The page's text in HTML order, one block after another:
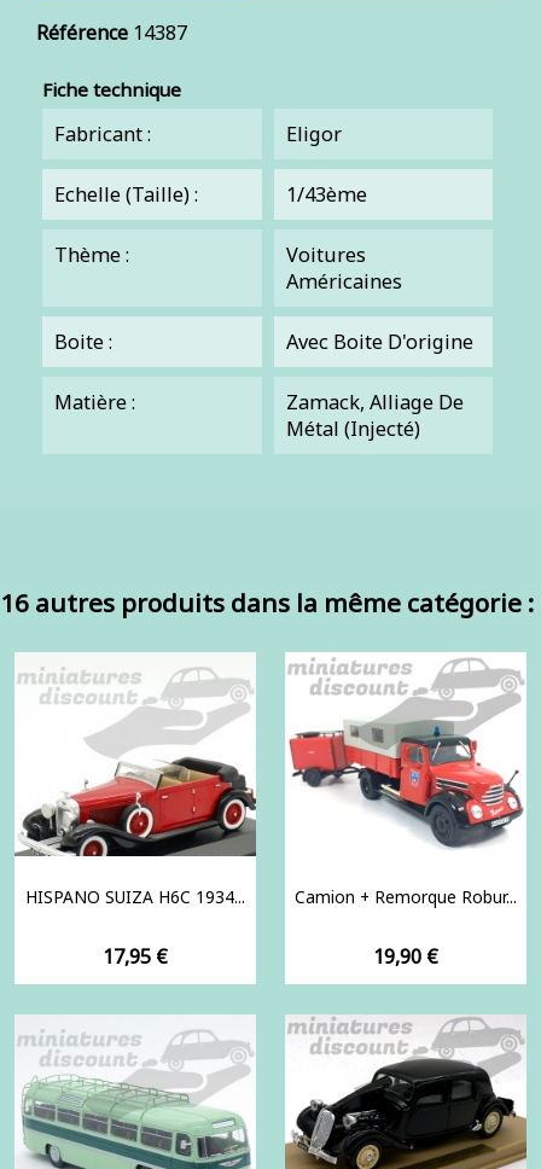
Référence 14387
Fiche technique
Fabricant : Eligor
Echelle (Taille) : 1/43ème
Thème :
Voitures
Américaines
Boite : Avec Boite D'origine
Matière :
Zamack, Alliage De
Métal (injecté)
16 autres produits dans la même catégorie :
HISPANO SUIZA H6C 1934...
Prix
17,95 €
Camion + Remorque Robur...
Prix
19,90 €